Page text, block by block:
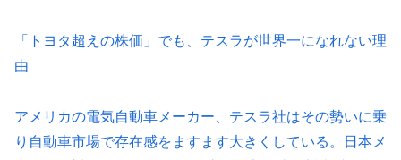
「トヨタ超えの株価」でも、テスラが世界一になれない理
由
アメリカの電気自動車メーカー、テスラ社はその勢いに乗
り自動車市場で存在感をますます大きくしている。日本メ